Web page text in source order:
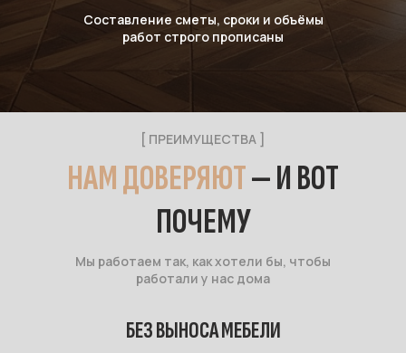
Составление сметы, сроки и объёмы
работ строго прописаны
[ ПРЕИМУЩЕСТВА ]
НАМ ДОВЕРЯЮТ— И ВОТ
ПОЧЕМУ
Мы работаем так, как хотели бы, чтобы
работали у нас дома
БЕЗ ВЫНОСА МЕБЕЛИ